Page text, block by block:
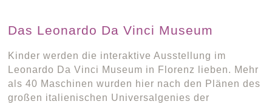
Das Leonardo Da Vinci Museum
Kinder werden die interaktive Ausstellung im
Leonardo Da Vinci Museum in Florenz lieben. Mehr
als 40 Maschinen wurden hier nach den Plänen des
großen italienischen Universalgenies der